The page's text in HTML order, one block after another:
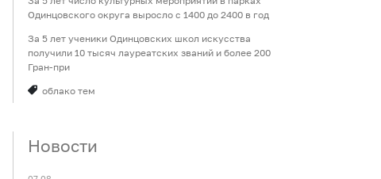
Одинцовского округа выросло с 1400 до 2400 в год
За 5 лет ученики Одинцовских школ искусства
получили 10 тысяч лауреатских званий и более 200
Гран-при
облако тем
Новости